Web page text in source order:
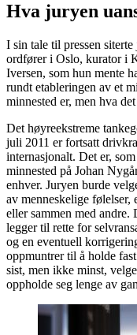
Hva juryen
I sin tale til pressen
ordfører i Oslo, kurator i
Iversen, som hun mente
rundt etableringen av et
minnested er, men hva det
Det høyreekstreme
juli 2011 er fortsatt
internasjonalt. Det er,
minnested på Johan
enhver. Juryen burde
av menneskelige følelser,
eller sammen med andre.
legger til rette for
og en eventuell
oppmuntrer til å holde
sist, men ikke minst,
oppholde seg lenge av